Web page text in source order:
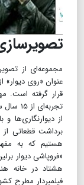
مجموعه‌ای از
قرار گرفته است.
از دیوارنگاری‌ها
برداشت قطعاتی
هستیم که به
«فروپاشی دیوار
هشتاد در خانه